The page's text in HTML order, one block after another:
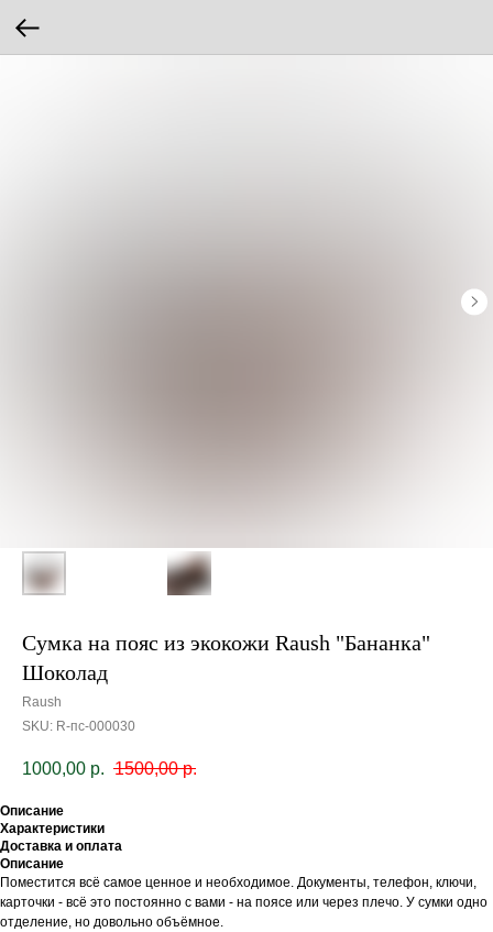
Сумка на пояс из экокожи Raush "Бананка"
Шоколад
Raush
SKU: R-пс-000030
1000,00 р. 1500,00 р.
Описание
Характеристики
Доставка и оплата
Описание
Поместится всё самое ценное и необходимое. Документы, телефон, ключи,
карточки - всё это постоянно с вами - на поясе или через плечо. У сумки одно
отделение, но довольно объёмное.